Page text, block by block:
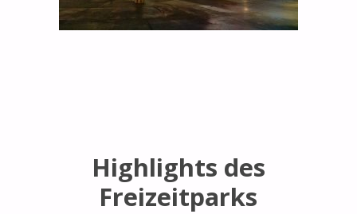
Highlights des
Freizeitparks